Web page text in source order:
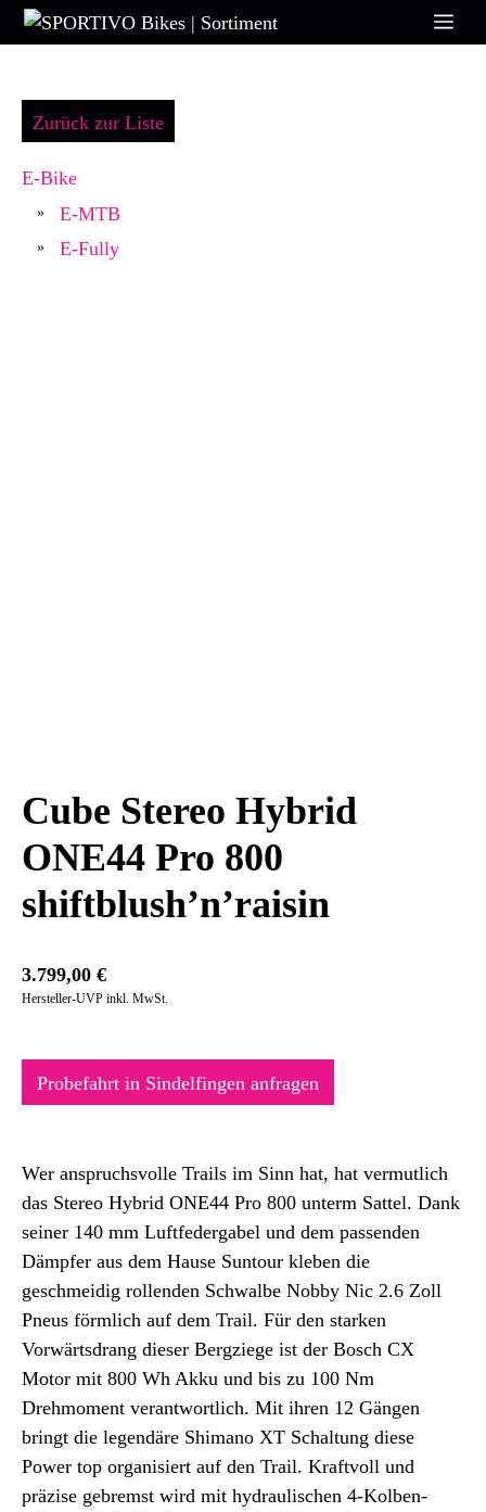
Zum
Inhalt
Zurück zur Liste
E-Bike
» E-MTB
» E-Fully
Cube Stereo Hybrid
ONE44 Pro 800
shiftblush’n’raisin
3.799,00 €
Hersteller-UVP inkl. MwSt.
Probefahrt in Sindelfingen anfragen
Wer anspruchsvolle Trails im Sinn hat, hat vermutlich
das Stereo Hybrid ONE44 Pro 800 unterm Sattel. Dank
seiner 140 mm Luftfedergabel und dem passenden
Dämpfer aus dem Hause Suntour kleben die
geschmeidig rollenden Schwalbe Nobby Nic 2.6 Zoll
Pneus förmlich auf dem Trail. Für den starken
Vorwärtsdrang dieser Bergziege ist der Bosch CX
Motor mit 800 Wh Akku und bis zu 100 Nm
Drehmoment verantwortlich. Mit ihren 12 Gängen
bringt die legendäre Shimano XT Schaltung diese
Power top organisiert auf den Trail. Kraftvoll und
präzise gebremst wird mit hydraulischen 4-Kolben-